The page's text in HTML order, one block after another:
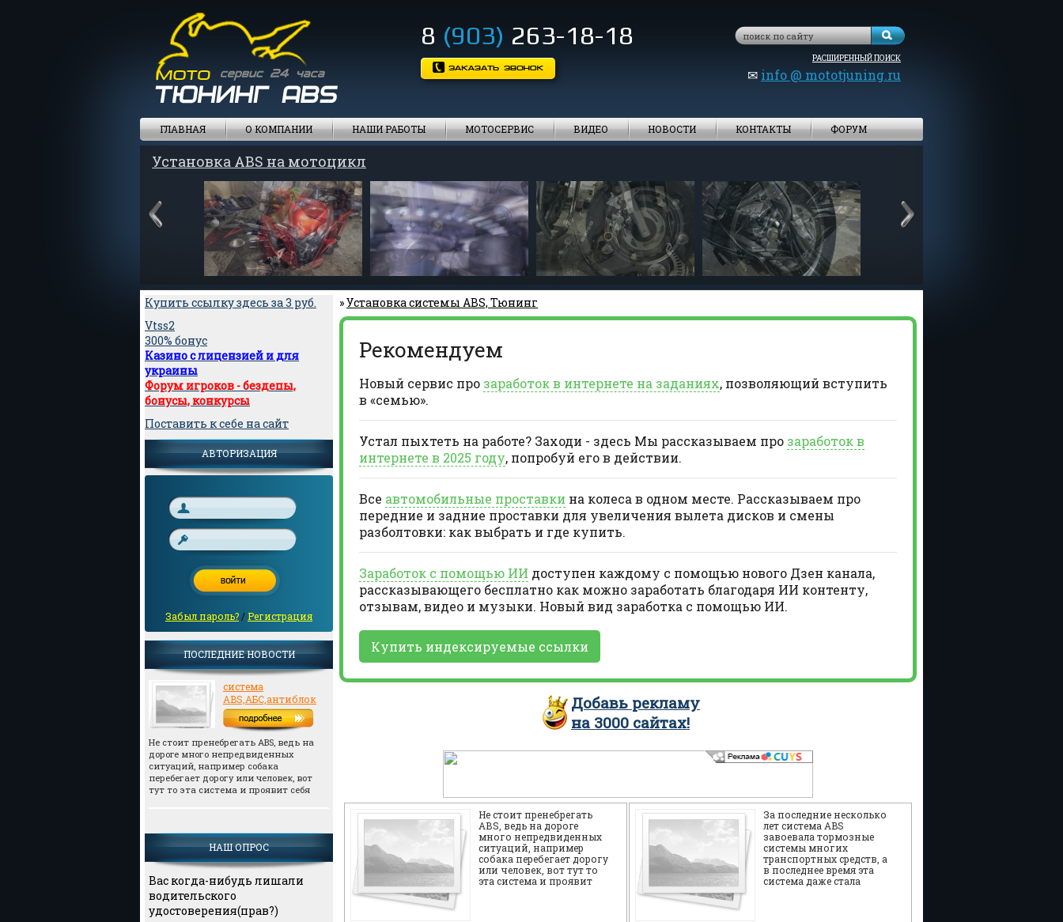
8 (903) 263-18-18
РАСШИРЕННЫЙ ПОИСК
✉ info @ mototjuning.ru
ГЛАВНАЯ О КОМПАНИИ НАШИ РАБОТЫ МОТОСЕРВИС ВИДЕО НОВОСТИ КОНТАКТЫ ФОРУМ
Установка ABS на мотоцикл
Купить ссылку здесь за3 руб.
Vtss2
300% бонус
Казино с лицензией и для
украины
Форум игроков - бездепы,
бонусы, конкурсы
Поставить к себе на сайт
АВТОРИЗАЦИЯ
Забыл пароль? /Регистрация
ПОСЛЕДНИЕ НОВОСТИ
система
ABS,АБС,антиблок
Не стоит пренебрегать АВS, ведь на
дороге много непредвиденных
ситуаций, например собака
перебегает дорогу или человек, вот
тут то эта система и проявит себя
НАШ ОПРОС
Вас когда-нибудь лишали
водительского
удостоверения(прав?)
»Установка системы ABS, Тюнинг
Рекомендуем
Новый сервис про заработок в интернете на заданиях, позволяющий вступить
в «семью».
Устал пыхтеть на работе? Заходи - здесь Мы рассказываем про заработок в
интернете в 2025 году, попробуй его в действии.
Все автомобильные проставки на колеса в одном месте. Рассказываем про
передние и задние проставки для увеличения вылета дисков и смены
разболтовки: как выбрать и где купить.
Заработок с помощью ИИ доступен каждому с помощью нового Дзен канала,
рассказывающего бесплатно как можно заработать благодаря ИИ контенту,
отзывам, видео и музыки. Новый вид заработка с помощью ИИ.
Купить индексируемые ссылки
Добавь рекламу
на 3000 сайтах!
Не стоит пренебрегать
АВS, ведь на дороге
много непредвиденных
ситуаций, например
собака перебегает дорогу
или человек, вот тут то
эта система и проявит
За последние несколько
лет система ABS
завоевала тормозные
системы многих
транспортных средств, а
в последнее время эта
система даже стала